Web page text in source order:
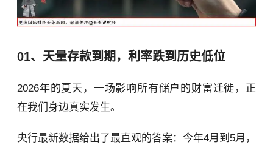
01、天量存款到期，利率跌到历史低位
2026年的夏天，一场影响所有储户的财富迁徙，正
在我们身边真实发生。
央行最新数据给出了最直观的答案：今年4月到5月，